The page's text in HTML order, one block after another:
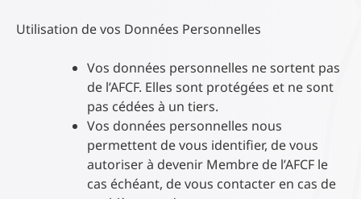
Utilisation de vos Données Personnelles
Vos données personnelles ne sortent pas
de l’AFCF. Elles sont protégées et ne sont
pas cédées à un tiers.
Vos données personnelles nous
permettent de vous identifier, de vous
autoriser à devenir Membre de l’AFCF le
cas échéant, de vous contacter en cas de